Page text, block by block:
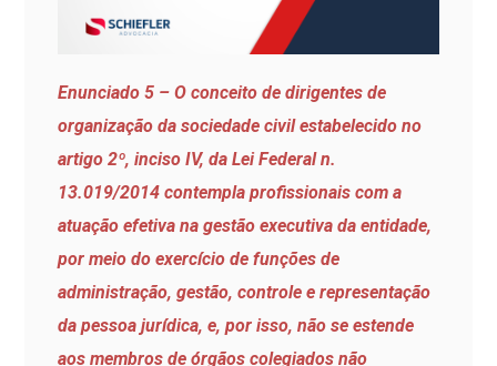
Enunciado 5 – O conceito de dirigentes de
organização da sociedade civil estabelecido no
artigo 2º, inciso IV, da Lei Federal n.
13.019/2014 contempla profissionais com a
atuação efetiva na gestão executiva da entidade,
por meio do exercício de funções de
administração, gestão, controle e representação
da pessoa jurídica, e, por isso, não se estende
aos membros de órgãos colegiados não